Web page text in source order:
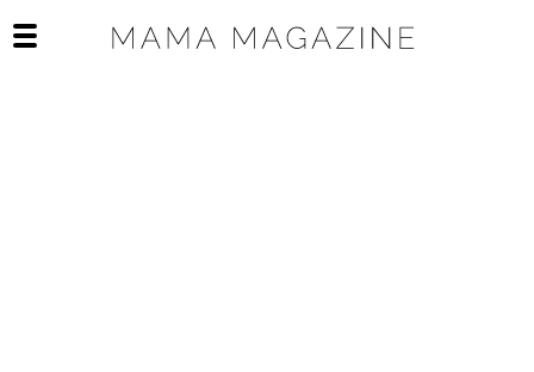
Open het mobiele menu